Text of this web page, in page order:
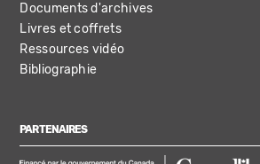
Documents d'archives
Livres et coffrets
Ressources vidéo
Bibliographie
PARTENAIRES